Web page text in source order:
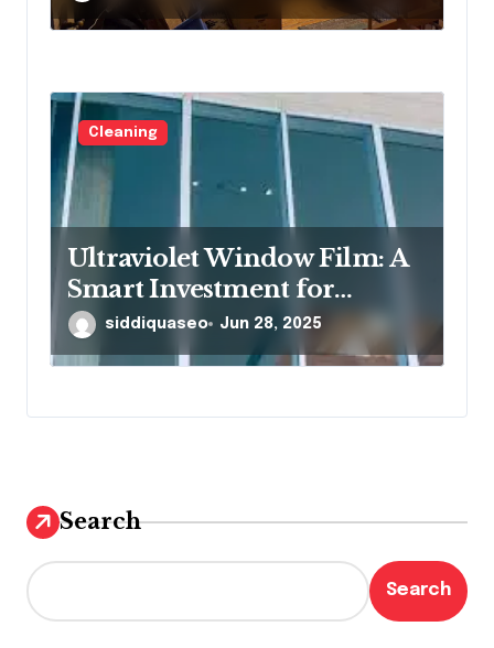
Cleaning
Ultraviolet Window Film: A
Smart Investment for
Protection and Comfort
siddiquaseo Jun 28, 2025
Search
Search